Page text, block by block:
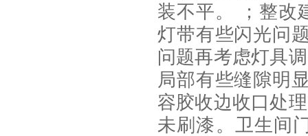
装不平。 ；整改
灯带有些闪光问
问题再考虑灯具
局部有些缝隙明
容胶收边收口处
未刷漆。卫生间